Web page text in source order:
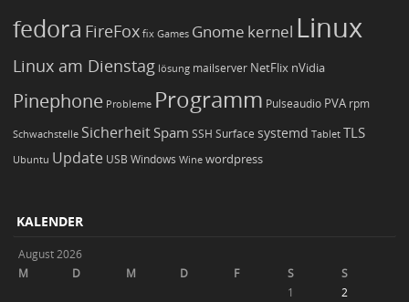
fedora FireFox fix Games Gnome kernel Linux
Linux am Dienstag lösung mailserver NetFlix nVidia
Pinephone Probleme Programm Pulseaudio PVA rpm
Schwachstelle Sicherheit Spam SSH Surface systemd Tablet TLS
Ubuntu Update USB Windows Wine wordpress
KALENDER
August 2026
M
D M D F S
S
1
2